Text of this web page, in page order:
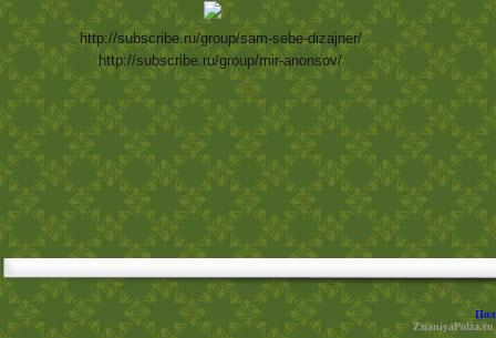
http://subscribe.ru/group/sam-sebe-dizajner/
http://subscribe.ru/group/mir-anonsov/